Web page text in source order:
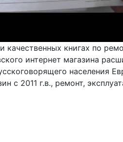
качественных книгах по
интернет магазина
населения
с 2011 г.в., ремонт,